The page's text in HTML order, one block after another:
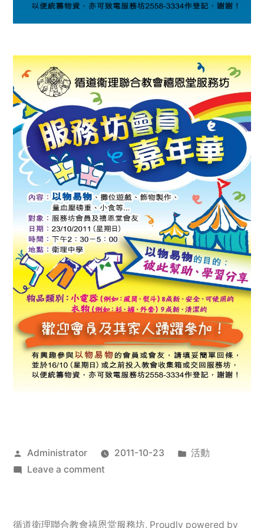
Posted
by
Administrator 2011-10-23
Posted
活動
Leave a commenton
服
循道衛理聯合教會禧恩堂服務坊, Proudly powered by